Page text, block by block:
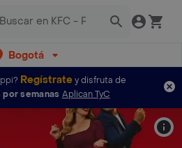
Bogotá
Regístratey disfruta de
semanas Aplican TyC